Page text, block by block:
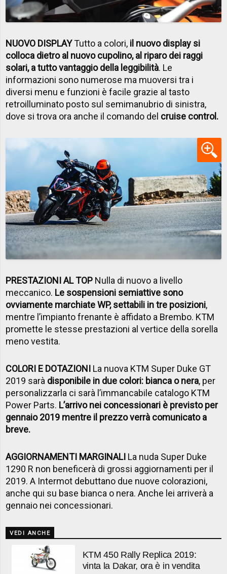
NUOVO DISPLAYTutto a colori, il nuovo display si
colloca dietro al nuovo cupolino, al riparo dei raggi
solari, a tutto vantaggio della leggibilità. Le
informazioni sono numerose ma muoversi tra i
diversi menu e funzioni è facile grazie al tasto
retroilluminato posto sul semimanubrio di sinistra,
dove si trova ora anche il comando del cruise control.
PRESTAZIONI AL TOP Nulla di nuovo a livello
meccanico. Le sospensioni semiattive sono
ovviamente marchiate WP, settabili in tre posizioni,
mentre l’impianto frenante è affidato a Brembo. KTM
promette le stesse prestazioni al vertice della sorella
meno vestita.
COLORI E DOTAZIONI La nuova KTM Super Duke GT
2019 sarà disponibile in due colori: bianca o nera, per
personalizzarla ci sarà l’immancabile catalogo KTM
Power Parts. L’arrivo nei concessionari è previsto per
gennaio 2019 mentre il prezzo verrà comunicato a
breve.
AGGIORNAMENTI MARGINALI La nuda Super Duke
1290 R non beneficerà di grossi aggiornamenti per il
2019. A Intermot debuttano due nuove colorazioni,
anche qui su base bianca o nera. Anche lei arriverà a
gennaio nei concessionari.
VEDI ANCHE
KTM 450 Rally Replica 2019:
vinta la Dakar, ora è in vendita